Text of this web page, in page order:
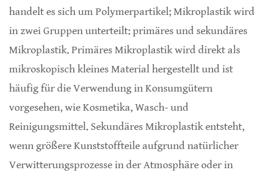
handelt es sich um Polymerpartikel; Mikroplastik wird
in zwei Gruppen unterteilt: primäres und sekundäres
Mikroplastik. Primäres Mikroplastik wird direkt als
mikroskopisch kleines Material hergestellt und ist
häufig für die Verwendung in Konsumgütern
vorgesehen, wie Kosmetika, Wasch- und
Reinigungsmittel. Sekundäres Mikroplastik entsteht,
wenn größere Kunststoffteile aufgrund natürlicher
Verwitterungsprozesse in der Atmosphäre oder in